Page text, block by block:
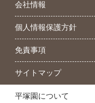
会社情報
個人情報保護方針
免責事項
サイトマップ
平塚園について